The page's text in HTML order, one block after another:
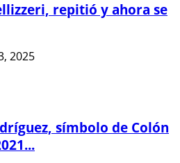
repitió y ahora se
2025
símbolo de Colón